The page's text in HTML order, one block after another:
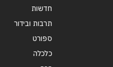
חדשות
תרבות ובידור
ספורט
כלכלה